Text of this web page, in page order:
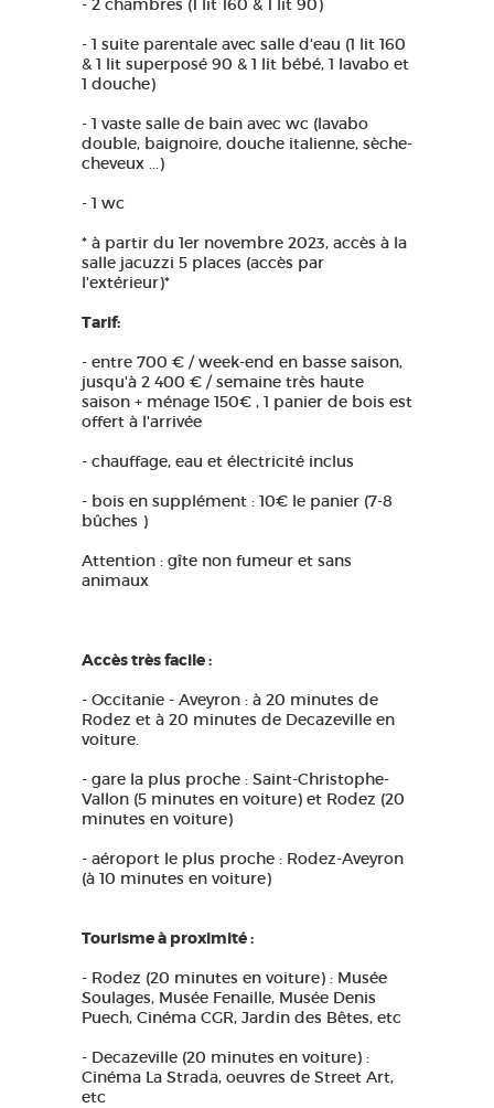
- 2 chambres (1 lit 160 & 1 lit 90)
- 1 suite parentale avec salle d'eau (1 lit 160
& 1 lit superposé 90 & 1 lit bébé, 1 lavabo et
1 douche)
- 1 vaste salle de bain avec wc (lavabo
double, baignoire, douche italienne, sèche-
cheveux ...)
- 1 wc
* à partir du 1er novembre 2023, accès à la
salle jacuzzi 5 places (accès par
l'extérieur)*
Tarif:
- entre 700 € / week-end en basse saison,
jusqu'à 2 400 € / semaine très haute
saison + ménage 150€ , 1 panier de bois est
offert à l'arrivée
- chauffage, eau et électricité inclus
- bois en supplément : 10€ le panier (7-8
bûches )
Attention : gîte non fumeur et sans
animaux
Accès très facile :
- Occitanie - Aveyron : à 20 minutes de
Rodez et à 20 minutes de Decazeville en
voiture.
- gare la plus proche : Saint-Christophe-
Vallon (5 minutes en voiture) et Rodez (20
minutes en voiture)
- aéroport le plus proche : Rodez-Aveyron
(à 10 minutes en voiture)
Tourisme à proximité :
- Rodez (20 minutes en voiture) : Musée
Soulages, Musée Fenaille, Musée Denis
Puech, Cinéma CGR, Jardin des Bêtes, etc
- Decazeville (20 minutes en voiture) :
Cinéma La Strada, oeuvres de Street Art,
etc